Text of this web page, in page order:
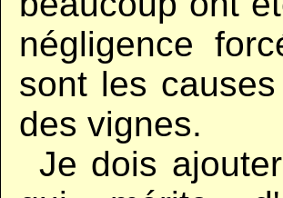
négligence
sont les
des vignes.
Je dois